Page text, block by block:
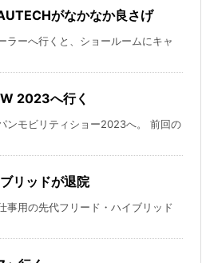
がなかなか良さげ
ラーへ行くと、ショールームにキャ
2023へ行く
ンモビリティショー2023へ。 前回の
リッドが退院
事用の先代フリード・ハイブリッド